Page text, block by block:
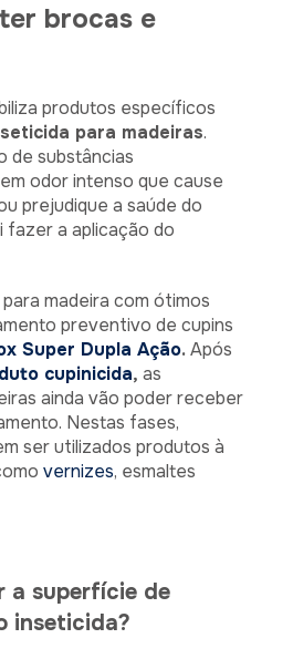
brocas e
produtos específicos
para madeiras.
de substâncias
odor intenso que cause
prejudique a saúde do
fazer a aplicação do
madeira com ótimos
preventivo de cupins
Super Dupla Ação.Após
cupinicida, as
ainda vão poder receber
Nestas fases,
ser utilizados produtos à
vernizes, esmaltes
a superfície de
inseticida?